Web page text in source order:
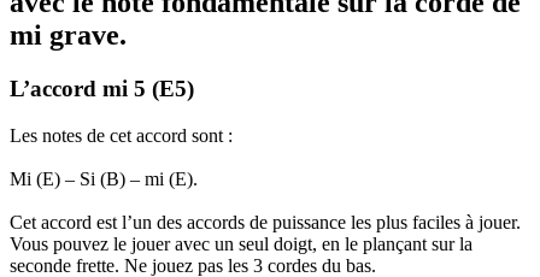
mi grave.
L’accord mi 5 (E5)
Les notes de cet accord sont :
Mi (E) – Si (B) – mi (E).
Cet accord est l’un des accords de puissance les plus faciles à jouer.
Vous pouvez le jouer avec un seul doigt, en le plançant sur la
seconde frette. Ne jouez pas les 3 cordes du bas.